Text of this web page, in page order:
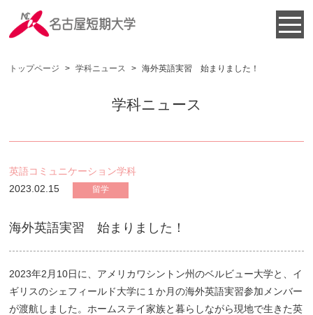
トップページ > 学科ニュース > 海外英語実習 始まりました！
学科ニュース
英語コミュニケーション学科
2023.02.15
留学
海外英語実習 始まりました！
2023年2月10日に、アメリカワシントン州のベルビュー大学と、イ
ギリスのシェフィールド大学に１か月の海外英語実習参加メンバー
が渡航しました。ホームステイ家族と暮らしながら現地で生きた英